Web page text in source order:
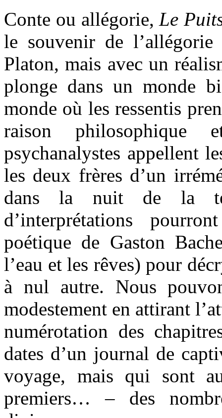
Conte ou allégorie,Le
le souvenir de
Platon, mais avec un
plonge dans un monde
monde où les ressentis
raison
psychanalystes appellent
les deux frères d’un
dans la nuit de la
d’interprétations
poétique de Gaston
l’eau et les rêves) pour
à nul autre. Nous
modestement en attirant
numérotation des
dates d’un journal de
voyage, mais qui sont
premiers… – des